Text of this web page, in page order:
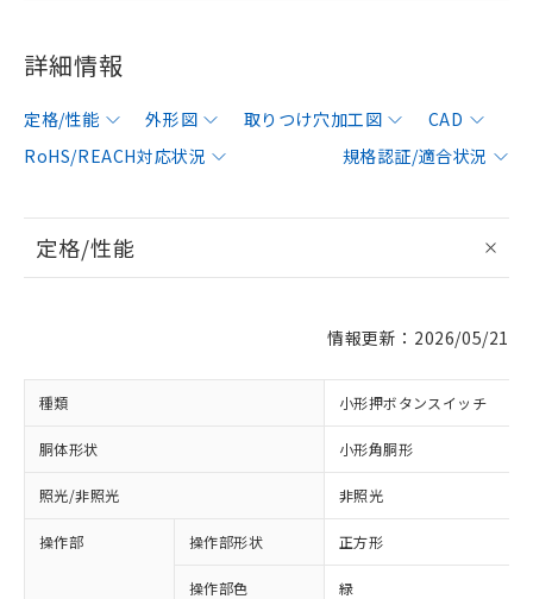
詳細情報
定格/性能 外形図 取りつけ穴加工図
CAD
RoHS/REACH対応状況
規格認証/適合状況
定格/性能
情報更新：2026/05/21
種類 小形押ボタンスイッチ
胴体形状 小形角胴形
照光/非照光 非照光
操作部 操作部形状 正方形
操作部色 緑